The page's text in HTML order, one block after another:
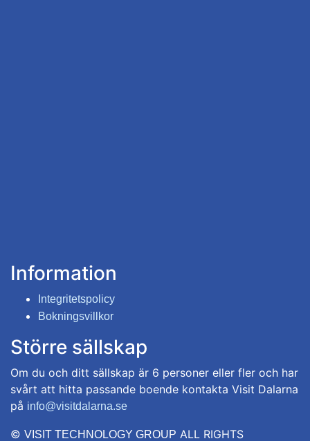
Information
Integritetspolicy
Bokningsvillkor
Större sällskap
Om du och ditt sällskap är 6 personer eller fler och har
svårt att hitta passande boende kontakta Visit Dalarna
på info@visitdalarna.se
© VISIT TECHNOLOGY GROUP ALL RIGHTS